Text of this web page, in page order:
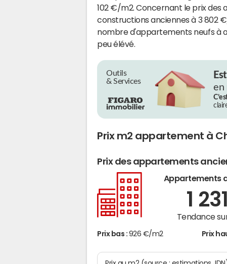
102 €/m2. Concernant le prix des
constructions anciennes à 3 802
nombre d'appartements neufs à
peu élévé.
Outils
& Services
en
Prix m2 appartement à
Prix des appartements
Appartements
1 231
Tendance
Prix bas : 926 €/m2 Prix